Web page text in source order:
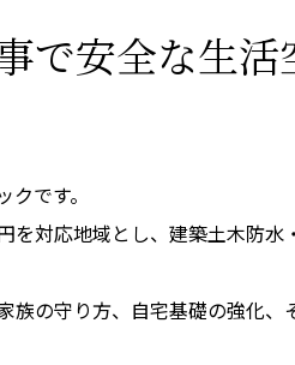
で安全な生活
です。
を対応地域とし、建築土木防
族の守り方、自宅基礎の強化